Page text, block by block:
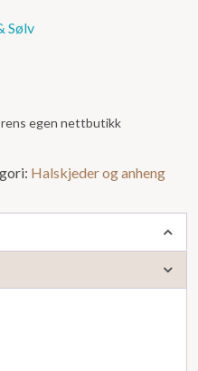
Sølv
egen nettbutikk
Halskjeder og anheng